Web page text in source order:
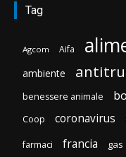
Tag
Agcom Aifa
ambiente
benessere animale
Coop coronavirus
farmaci francia gas